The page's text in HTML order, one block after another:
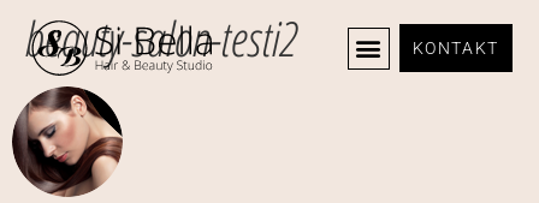
KONTAKT
beauty-salon-testi2